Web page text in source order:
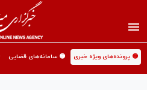
🟡 پرونده‌های ویژه خبری 🟡 سامانه‌های قضایی